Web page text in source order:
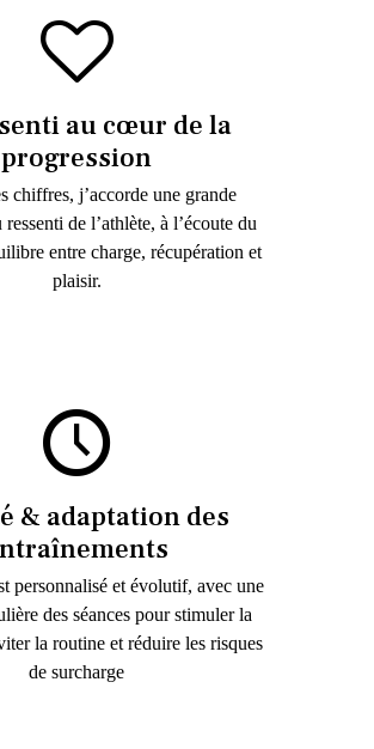
au cœur de la
progression
chiffres, j’accorde une grande
de l’athlète, à l’écoute du
entre charge, récupération et
plaisir.
& adaptation des
personnalisé et évolutif, avec une
des séances pour stimuler la
la routine et réduire les risques
de surcharge